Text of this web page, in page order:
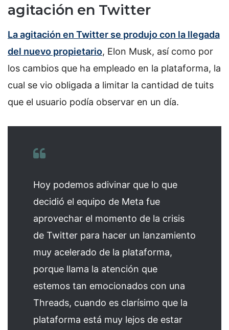
agitación en Twitter
La agitación en Twitter se produjo con la llegada
del nuevo propietario, Elon Musk, así como por
los cambios que ha empleado en la plataforma, la
cual se vio obligada a limitar la cantidad de tuits
que el usuario podía observar en un día.
Hoy podemos adivinar que lo que
decidió el equipo de Meta fue
aprovechar el momento de la crisis
de Twitter para hacer un lanzamiento
muy acelerado de la plataforma,
porque llama la atención que
estemos tan emocionados con una
Threads, cuando es clarísimo que la
plataforma está muy lejos de estar